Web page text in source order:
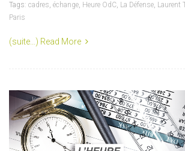
Tags: cadres, échange, Heure OdC, La Défense, Laurent
Paris
(suite…) Read More